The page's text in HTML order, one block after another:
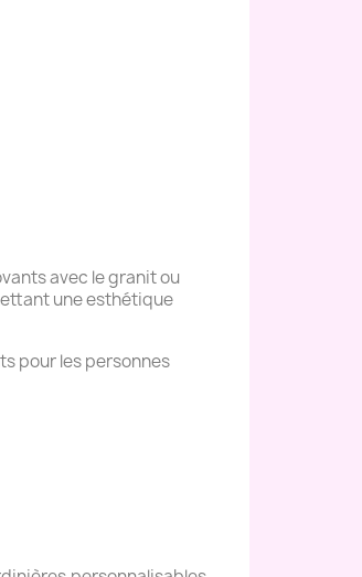
avec le granit ou
une esthétique
pour les personnes